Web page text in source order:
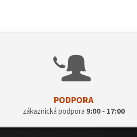
PODPORA
zákaznická podpora 9:00 - 17:00